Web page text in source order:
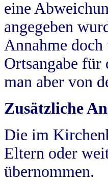
eine
angegeben
Annahme
Ortsangabe für
man aber von
Zusätzliche
Die im
Eltern oder
übernommen.